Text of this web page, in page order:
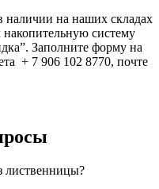
наличии на наших складах
систему
Заполните форму на
+ 7 906 102 8770, почте
лиственницы?